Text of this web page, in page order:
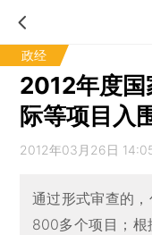
政经
2012年度国
际等项目入
2012年03月26日
通过形式审查的
800多个项目；根